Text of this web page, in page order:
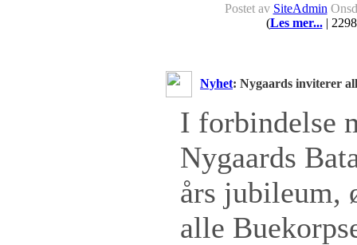
Postet av SiteAdmin
(Les mer...|
Nyhet: Nygaards inviterer
I forbindelse
Nygaards
års jubileum,
alle